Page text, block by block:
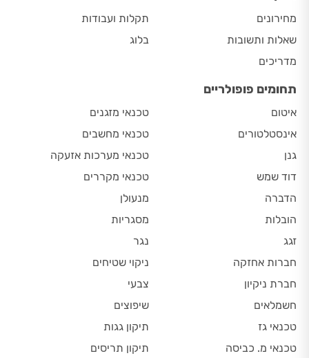
מחירונים
שאלות ותשובות
מדריכים
תקלות ועבודות
בלוג
תחומים פופולריים
איטום
אינסטלטורים
גנן
דוד שמש
הדברה
הובלות
זגג
חברות אחזקה
חברת ניקיון
חשמלאים
טכנאי גז
טכנאי מ. כביסה
טכנאי מזגנים
טכנאי מחשבים
טכנאי מערכות אזעקה
טכנאי מקררים
מנעולן
מסגריות
נגר
ניקוי שטיחים
צבעי
שיפוצים
תיקון גגות
תיקון תריסים